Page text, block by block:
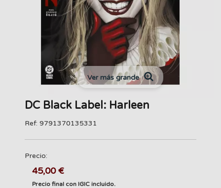
Ver más grande
DC Black Label: Harleen
Ref: 9791370135331
Precio:
45,00 €
Precio final con IGIC incluido.